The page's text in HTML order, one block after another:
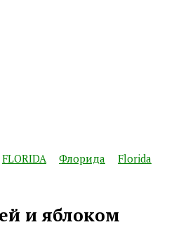
FLORIDA Флорида
Florida
и яблоком